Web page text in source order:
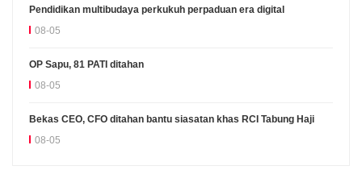
Pendidikan multibudaya perkukuh perpaduan era digital
08-05
OP Sapu, 81 PATI ditahan
08-05
Bekas CEO, CFO ditahan bantu siasatan khas RCI Tabung Haji
08-05